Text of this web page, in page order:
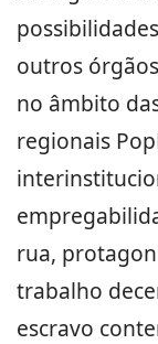
outros
no âmbito
regionais
rua,
trabalho
escravo